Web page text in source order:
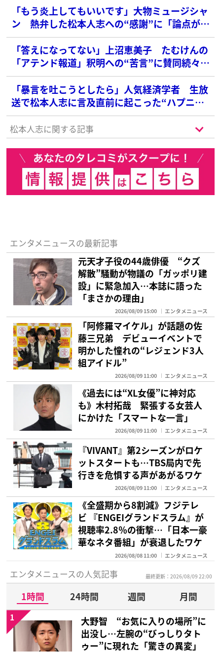
「もう炎上してもいいです」大物ミュージシャ
ン 熱弁した松本人志への“感謝”に「論点がズ
レすぎ」「素直」と賛否真っ二つ
「答えになってない」上沼恵美子 たむけんの
「アテンド報道」釈明への“苦言”に賛同続々
「凄く解る」
「暴言を吐こうとしたら」人気経済学者 生放
送で松本人志に言及直前に起こった“ハプニン
グ”に「放送事故」とネット騒然
松本人志に関する記事
エンタメニュースの最新記事
元天才子役の44歳俳優 “クズ
解散”騒動が物議の「ガッポリ建
設」に緊急加入…本誌に語った
「まさかの理由」
2026/08/09 15:00 エンタメニュース
「阿修羅マイケル」が話題の佐
藤三兄弟 デビューイベントで
明かした憧れの“レジェンド3人
組アイドル”
2026/08/09 11:00 エンタメニュース
《過去には“XL女優”に神対応
も》木村拓哉 緊張する女芸人
にかけた「スマートな一言」
2026/08/09 11:00 エンタメニュース
『VIVANT』第2シーズンがロケ
ットスタートも…TBS局内で先
行きを危惧する声があがるワケ
2026/08/09 11:00 エンタメニュース
《全盛期から8割減》フジテレ
ビ 『ENGEIグランドスラム』が
視聴率2.8％の衝撃…「日本一豪
華なネタ番組」が衰退したワケ
2026/08/08 11:00 エンタメニュース
エンタメニュースの人気記事 最終更新：2026/08/09 22:00
1時間 24時間 週間
月間
大野智 “お気に入りの場所”に
出没し…左腕の“びっしりタト
ゥー”に現れた「驚きの異変」
1